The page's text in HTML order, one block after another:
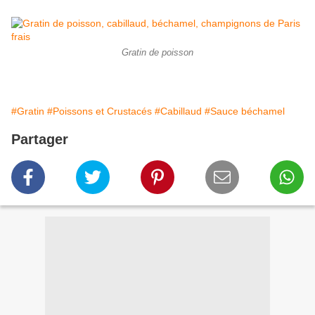
Gratin de poisson
#Gratin #Poissons et Crustacés #Cabillaud #Sauce béchamel
Partager